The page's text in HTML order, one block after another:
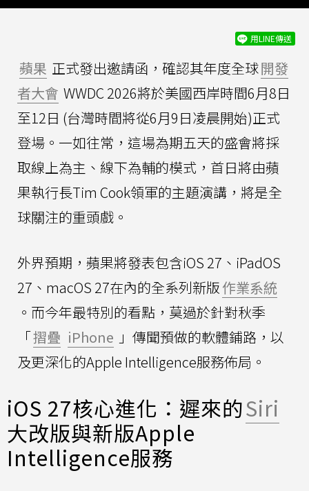
用LINE傳送
蘋果 正式發出邀請函，確認其年度全球開發
者大會 WWDC 2026將於美國西岸時間6月8日
至12日 (台灣時間將從6月9日凌晨開始)正式
登場。一如往常，這場為期五天的盛會將採
取線上為主、線下為輔的模式，首日將由蘋
果執行長Tim Cook領軍的主題演講，將是全
球關注的重頭戲。
外界預期，蘋果將發表包含iOS 27、iPadOS
27、macOS 27在內的全系列新版作業系統
。而今年最特別的看點，莫過於針對秋季
「摺疊 iPhone 」傳聞預做的軟體鋪路，以
及更深化的Apple Intelligence服務佈局。
iOS 27核心進化：遲來的Siri
大改版與新版Apple
Intelligence服務